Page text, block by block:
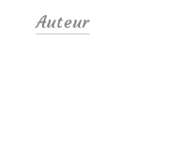
Auteur